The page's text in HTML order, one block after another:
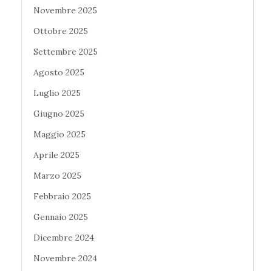
Novembre 2025
Ottobre 2025
Settembre 2025
Agosto 2025
Luglio 2025
Giugno 2025
Maggio 2025
Aprile 2025
Marzo 2025
Febbraio 2025
Gennaio 2025
Dicembre 2024
Novembre 2024